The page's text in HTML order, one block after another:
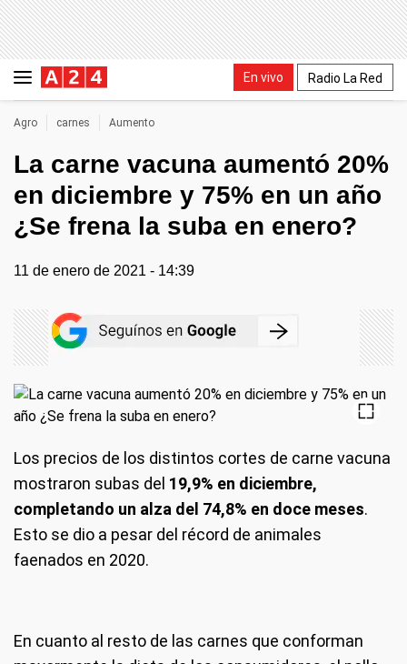
En vivo Radio La Red
Agro carnes Aumento
La carne vacuna aumentó 20%
en diciembre y 75% en un año
¿Se frena la suba en enero?
11 de enero de 2021 - 14:39
Los precios de los distintos cortes de carne vacuna
mostraron subas del 19,9% en diciembre,
completando un alza del 74,8% en doce meses.
Esto se dio a pesar del récord de animales
faenados en 2020.
En cuanto al resto de las carnes que conforman